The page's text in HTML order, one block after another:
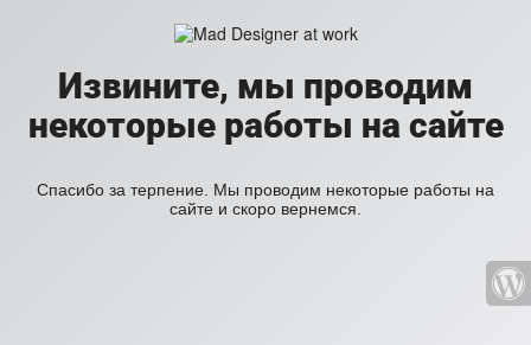
Извините, мы проводим
некоторые работы на сайте
Спасибо за терпение. Мы проводим некоторые работы на
сайте и скоро вернемся.